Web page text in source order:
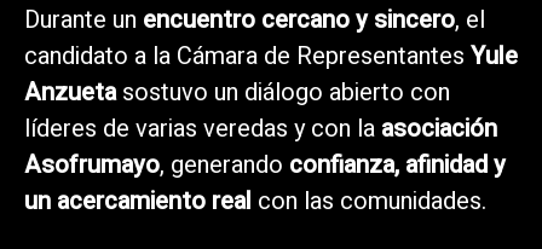
Durante un encuentro cercano y sincero, el
candidato a la Cámara de Representantes Yule
Anzuetasostuvo un diálogo abierto con
líderes de varias veredas y con la asociación
Asofrumayo, generando confianza, afinidad y
un acercamiento real con las comunidades.